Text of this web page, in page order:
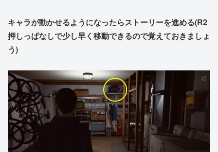
キャラが動かせるようになったらストーリーを進める(R2
押しっぱなしで少し早く移動できるので覚えておきましょ
う)